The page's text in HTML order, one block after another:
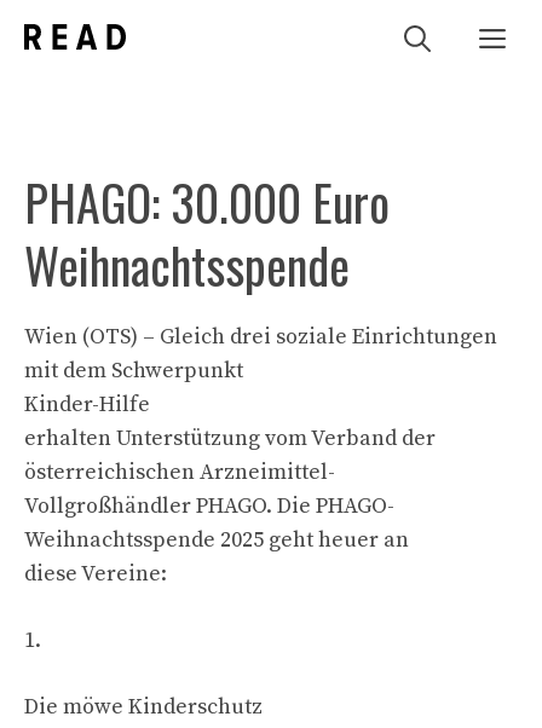
Inhalt
PHAGO: 30.000 Euro
Weihnachtsspende
Wien (OTS) – Gleich drei soziale Einrichtungen
mit dem Schwerpunkt
Kinder-Hilfe
erhalten Unterstützung vom Verband der
österreichischen Arzneimittel-
Vollgroßhändler PHAGO. Die PHAGO-
Weihnachtsspende 2025 geht heuer an
diese Vereine:
1.
Die möwe Kinderschutz